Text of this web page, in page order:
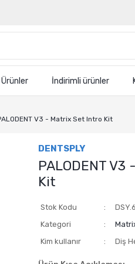
İndirimli ürünler
V3 - Matrix Set Intro Kit
DENTSPLY
PALODENT
Kit
Stok Kodu
Kategori
Kim kullanır
Diş